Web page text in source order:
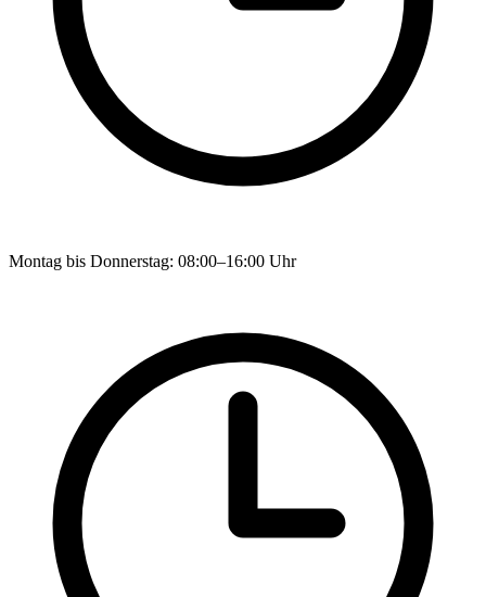
Montag bis Donnerstag: 08:00–16:00 Uhr